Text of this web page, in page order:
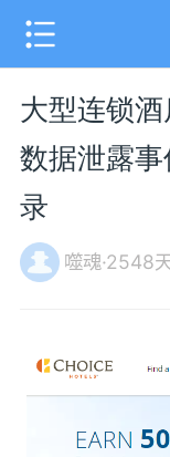
大型连锁
数据泄露
录
噬魂·2548